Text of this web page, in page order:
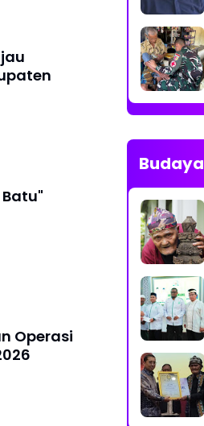
Batu"
Operasi
Budaya